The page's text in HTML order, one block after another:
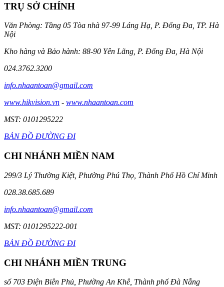
TRỤ SỞ CHÍNH
Văn Phòng: Tầng 05 Tòa nhà 97-99 Láng Hạ, P. Đống Đa, TP. Hà
Nội
Kho hàng và Bảo hành: 88-90 Yên Lãng, P. Đống Đa, Hà Nội
024.3762.3200
info.nhaantoan@gmail.com
www.hikvision.vn - www.nhaantoan.com
MST: 0101295222
BẢN ĐỒ ĐƯỜNG ĐI
CHI NHÁNH MIỀN NAM
299/3 Lý Thường Kiệt, Phường Phú Thọ, Thành Phố Hồ Chí Minh
028.38.685.689
info.nhaantoan@gmail.com
MST: 0101295222-001
BẢN ĐỒ ĐƯỜNG ĐI
CHI NHÁNH MIỀN TRUNG
số 703 Điện Biên Phủ, Phường An Khê, Thành phố Đà Nẵng